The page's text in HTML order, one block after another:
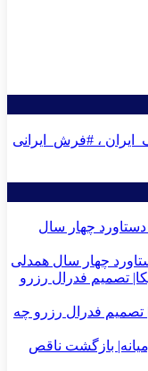
، #فرش_ایرانی
چهار سال همدلی
تصمیم فدرال رزرو چه